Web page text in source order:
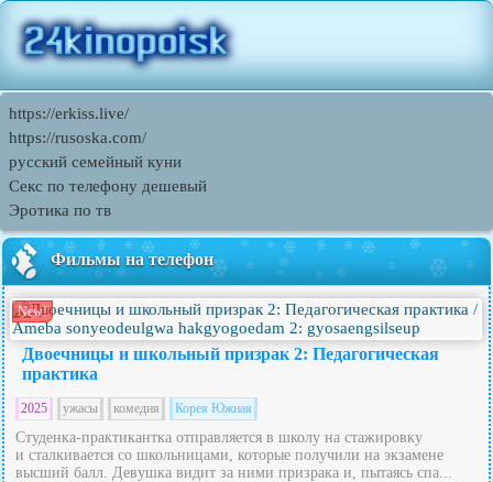
https://erkiss.live/
https://rusoska.com/
русский семейный куни
Секс по телефону дешевый
Эротика по тв
Фильмы на телефон
New!
Двоечницы и школьный призрак 2: Педагогическая
практика
2025 ужасы комедия Корея Южная
Студенка-практикантка отправляется в школу на стажировку
и сталкивается со школьницами, которые получили на экзамене
высший балл. Девушка видит за ними призрака и, пытаясь спа...